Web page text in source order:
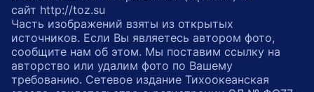
сайт http://toz.su
Часть изображений взяты из открытых
источников. Если Вы являетесь автором фото,
сообщите нам об этом. Мы поставим ссылку на
авторство или удалим фото по Вашему
требованию. Сетевое издание Тихоокеанская